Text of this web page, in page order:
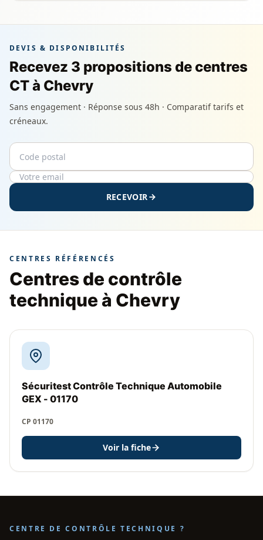
DEVIS & DISPONIBILITÉS
Recevez 3 propositions de centres
CT à Chevry
Sans engagement · Réponse sous 48h · Comparatif tarifs et
créneaux.
Code postal
Email
RECEVOIR
CENTRES RÉFÉRENCÉS
Centres de contrôle
technique à Chevry
Sécuritest Contrôle Technique Automobile
GEX - 01170
CP 01170
Voir la fiche
CENTRE DE CONTRÔLE TECHNIQUE ?